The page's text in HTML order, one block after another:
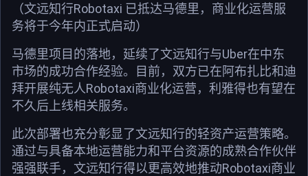
（文远知行Robotaxi 已抵达马德里，商业化运营服
务将于今年内正式启动）
马德里项目的落地，延续了文远知行与Uber在中东
市场的成功合作经验。目前，双方已在阿布扎比和迪
拜开展纯无人Robotaxi商业化运营，利雅得也有望在
不久后上线相关服务。
此次部署也充分彰显了文远知行的轻资产运营策略。
通过与具备本地运营能力和平台资源的成熟合作伙伴
强强联手，文远知行得以更高效地推动Robotaxi商业